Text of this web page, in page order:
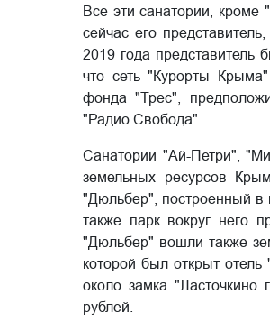
Все эти санатории, кроме
сейчас его
2019 года представитель
что сеть "Курорты
фонда "Трес",
"Радио Свобода".
Санатории "Ай-Петри",
земельных ресурсов
"Дюльбер", построенный в
также парк вокруг него
"Дюльбер" вошли также
которой был открыт
около замка
рублей.